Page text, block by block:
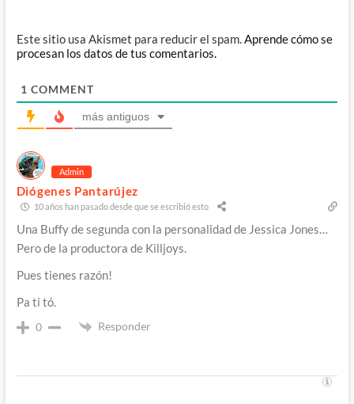
Este sitio usa Akismet para reducir el spam.Aprende cómo se
procesan los datos de tus comentarios.
1 COMMENT
más antiguos
Admin
Diógenes Pantarújez
10 años han pasado desde que se escribió esto
Una Buffy de segunda con la personalidad de Jessica Jones…
Pero de la productora de Killjoys.
Pues tienes razón!
Pa ti tó.
0 Responder